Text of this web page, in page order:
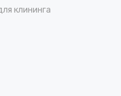
клининга